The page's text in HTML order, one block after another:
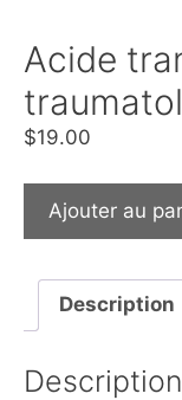
Acide
$19.00
Ajouter au
Description
Description